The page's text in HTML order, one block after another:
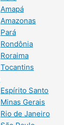
Amapá
Amazonas
Pará
Rondônia
Roraima
Tocantins
Espírito Santo
Minas Gerais
Rio de Janeiro